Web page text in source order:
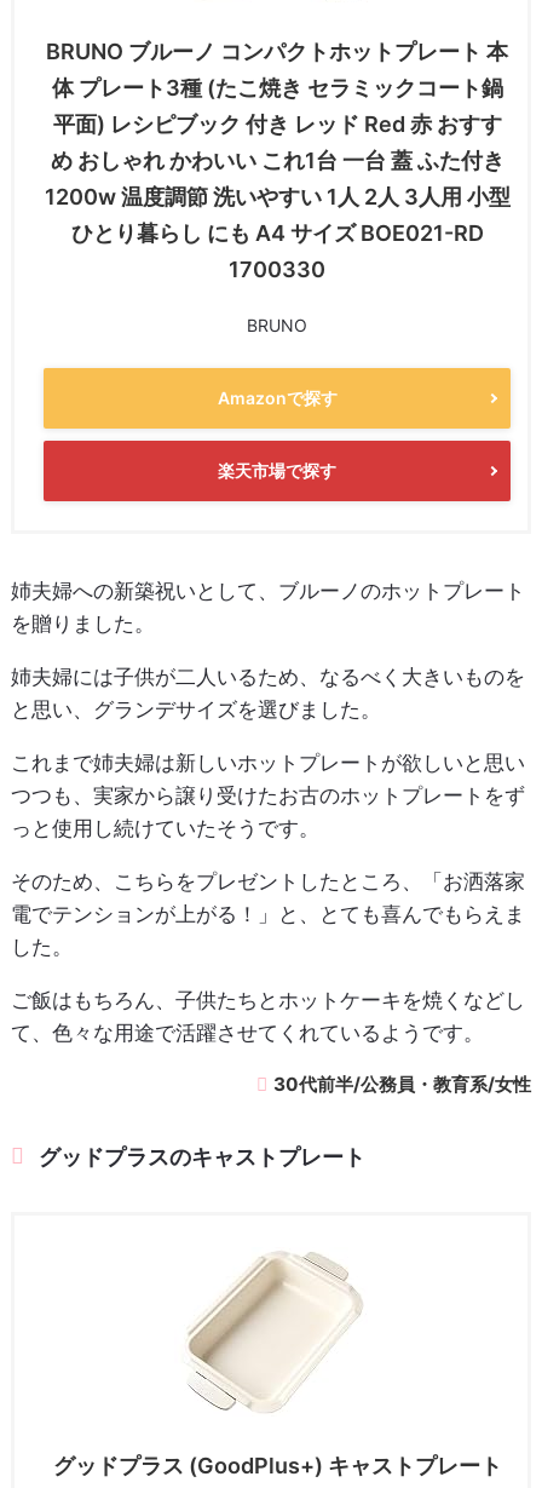
BRUNO ブルーノ コンパクトホットプレート 本
体 プレート3種 (たこ焼き セラミックコート鍋
平面) レシピブック 付き レッド Red 赤 おすす
め おしゃれ かわいい これ1台 一台 蓋 ふた付き
1200w 温度調節 洗いやすい 1人 2人 3人用 小型
ひとり暮らし にも A4 サイズ BOE021-RD
1700330
BRUNO
Amazonで探す
楽天市場で探す
姉夫婦への新築祝いとして、ブルーノのホットプレート
を贈りました。
姉夫婦には子供が二人いるため、なるべく大きいものを
と思い、グランデサイズを選びました。
これまで姉夫婦は新しいホットプレートが欲しいと思い
つつも、実家から譲り受けたお古のホットプレートをず
っと使用し続けていたそうです。
そのため、こちらをプレゼントしたところ、「お洒落家
電でテンションが上がる！」と、とても喜んでもらえま
した。
ご飯はもちろん、子供たちとホットケーキを焼くなどし
て、色々な用途で活躍させてくれているようです。
30代前半/公務員・教育系/女性
グッドプラスのキャストプレート
グッドプラス (GoodPlus+) キャストプレート